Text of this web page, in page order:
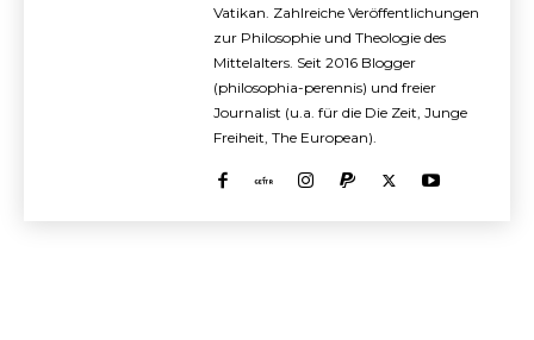
Vatikan. Zahlreiche Veröffentlichungen
zur Philosophie und Theologie des
Mittelalters. Seit 2016 Blogger
(philosophia-perennis) und freier
Journalist (u.a. für die Die Zeit, Junge
Freiheit, The European).